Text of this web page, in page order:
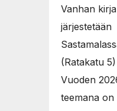
Vanhan
(Ratakatu
Vuoden
teemana on